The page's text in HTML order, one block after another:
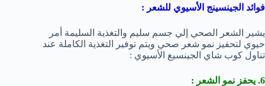
فوائد الجينسينج الأسيوي للشعر :
يشير الشعر الصحي إلي جسم سليم والتغذية السليمة أمر
حيوي لتحفيز نمو شعر صحي ويتم توفير التغذية الكاملة عند
تناول كوب شاي الجينسيغ الأسيوي :
6. يحفز نمو الشعر :